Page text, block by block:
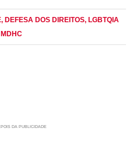
, DEFESA DOS DIREITOS, LGBTQIA